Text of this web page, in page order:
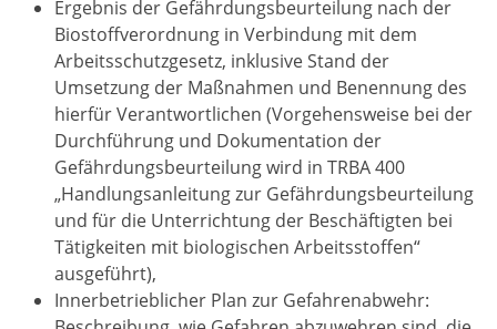
Ergebnis der Gefährdungsbeurteilung nach der
Biostoffverordnung in Verbindung mit dem
Arbeitsschutzgesetz, inklusive Stand der
Umsetzung der Maßnahmen und Benennung des
hierfür Verantwortlichen (Vorgehensweise bei der
Durchführung und Dokumentation der
Gefährdungsbeurteilung wird in TRBA 400
„Handlungsanleitung zur Gefährdungsbeurteilung
und für die Unterrichtung der Beschäftigten bei
Tätigkeiten mit biologischen Arbeitsstoffen“
ausgeführt),
Innerbetrieblicher Plan zur Gefahrenabwehr: